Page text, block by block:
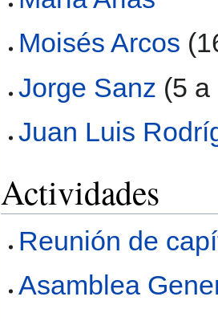
Moisés Arcos
Jorge Sanz (5 a
Juan Luis
Actividades
Reunión de
Asamblea